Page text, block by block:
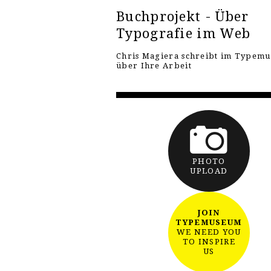
Buchprojekt - Über
Typografie im Web
Chris Magiera schreibt im
über Ihre Arbeit
PHOTO
UPLOAD
JOIN
TYPEMUSEUM
WE NEED YOU
TO INSPIRE
US